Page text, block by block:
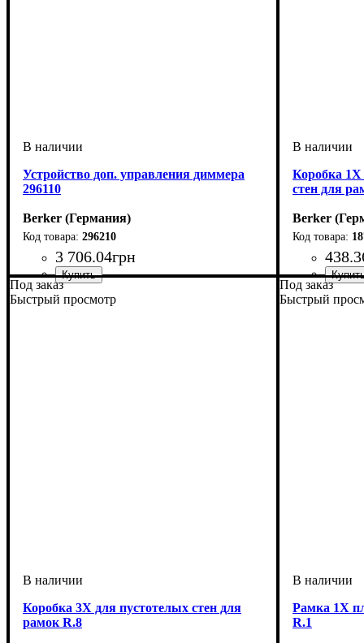
Устройство доп. управления диммера
296110
Berker (Германия)
296210
3 706.04грн
Коробка
стен для
Berker
438.
Серия: R.8
Под заказ
Быстрый просмотр
Коробка 3Х для пустотелых стен для
рамок R.8
Под заказ
Быстрый
Рамка 1Х
R.1